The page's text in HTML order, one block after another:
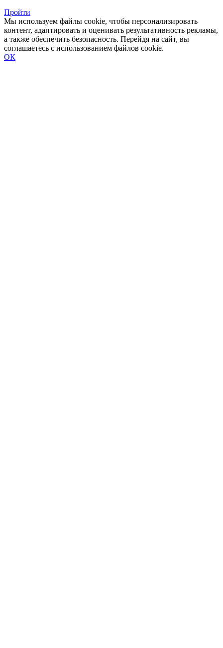
Пройти
Мы используем файлы cookie, чтобы персонализировать
контент, адаптировать и оценивать результативность рекламы,
а также обеспечить безопасность. Перейдя на сайт, вы
соглашаетесь с использованием файлов cookie.
ОК